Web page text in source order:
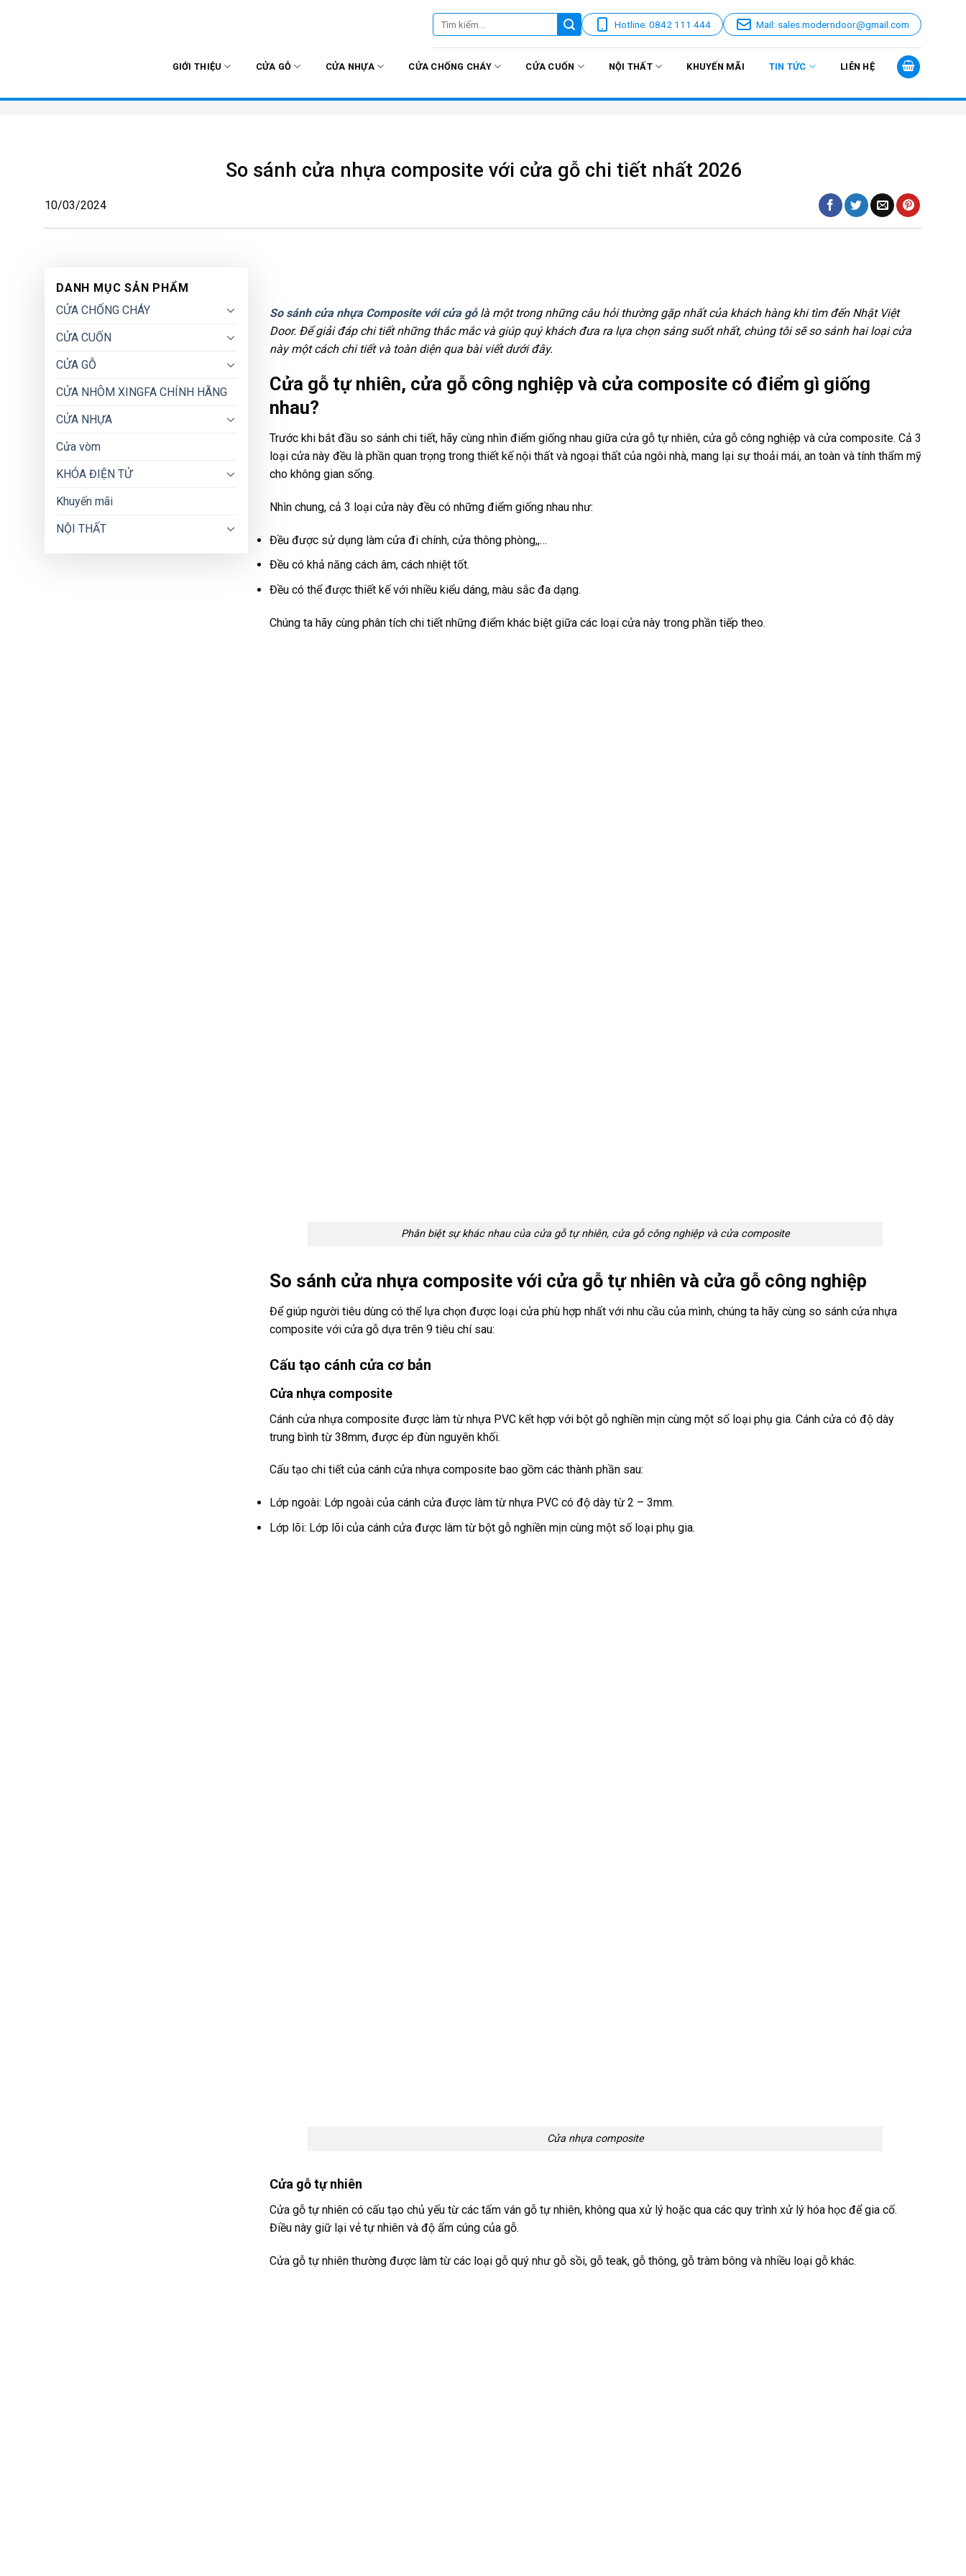
Tìm
kiếm:
Hotline: 0842 111 444 Mail: sales.moderndoor@gmail.com
GIỚI THIỆU CỬA GỖ CỬA NHỰA CỬA CHỐNG CHÁY CỬA CUỐN NỘI THẤT KHUYẾN MÃI TIN TỨC LIÊN HỆ
So sánh cửa nhựa composite với cửa gỗ chi tiết nhất 2026
10/03/2024
DANH MỤC SẢN PHẨM
CỬA CHỐNG CHÁY
CỬA CUỐN
CỬA GỖ
CỬA NHÔM XINGFA CHÍNH HÃNG
CỬA NHỰA
Cửa vòm
KHÓA ĐIỆN TỬ
Khuyến mãi
NỘI THẤT
So sánh cửa nhựa Composite với cửa gỗlà một trong những câu hỏi thường gặp nhất của khách hàng khi tìm đến Nhật Việt
Door. Để giải đáp chi tiết những thắc mắc và giúp quý khách đưa ra lựa chọn sáng suốt nhất, chúng tôi sẽ so sánh hai loại cửa
này một cách chi tiết và toàn diện qua bài viết dưới đây.
Cửa gỗ tự nhiên, cửa gỗ công nghiệp và cửa composite có điểm gì giống
nhau?
Trước khi bắt đầu so sánh chi tiết, hãy cùng nhìn điểm giống nhau giữa cửa gỗ tự nhiên, cửa gỗ công nghiệp và cửa composite. Cả 3
loại cửa này đều là phần quan trọng trong thiết kế nội thất và ngoại thất của ngôi nhà, mang lại sự thoải mái, an toàn và tính thẩm mỹ
cho không gian sống.
Nhìn chung, cả 3 loại cửa này đều có những điểm giống nhau như:
Đều được sử dụng làm cửa đi chính, cửa thông phòng,,…
Đều có khả năng cách âm, cách nhiệt tốt.
Đều có thể được thiết kế với nhiều kiểu dáng, màu sắc đa dạng.
Chúng ta hãy cùng phân tích chi tiết những điểm khác biệt giữa các loại cửa này trong phần tiếp theo.
Phân biệt sự khác nhau của cửa gỗ tự nhiên, cửa gỗ công nghiệp và cửa composite
So sánh cửa nhựa composite với cửa gỗ tự nhiên và cửa gỗ công nghiệp
Để giúp người tiêu dùng có thể lựa chọn được loại cửa phù hợp nhất với nhu cầu của mình, chúng ta hãy cùng so sánh cửa nhựa
composite với cửa gỗ dựa trên 9 tiêu chí sau:
Cấu tạo cánh cửa cơ bản
Cửa nhựa composite
Cánh cửa nhựa composite được làm từ nhựa PVC kết hợp với bột gỗ nghiền mịn cùng một số loại phụ gia. Cánh cửa có độ dày
trung bình từ 38mm, được ép đùn nguyên khối.
Cấu tạo chi tiết của cánh cửa nhựa composite bao gồm các thành phần sau:
Lớp ngoài: Lớp ngoài của cánh cửa được làm từ nhựa PVC có độ dày từ 2 – 3mm.
Lớp lõi: Lớp lõi của cánh cửa được làm từ bột gỗ nghiền mịn cùng một số loại phụ gia.
Cửa nhựa composite
Cửa gỗ tự nhiên
Cửa gỗ tự nhiên có cấu tạo chủ yếu từ các tấm ván gỗ tự nhiên, không qua xử lý hoặc qua các quy trình xử lý hóa học để gia cố.
Điều này giữ lại vẻ tự nhiên và độ ấm cúng của gỗ.
Cửa gỗ tự nhiên thường được làm từ các loại gỗ quý như gỗ sồi, gỗ teak, gỗ thông, gỗ tràm bông và nhiều loại gỗ khác.